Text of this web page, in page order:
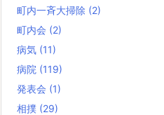
町内一斉大掃除 (2)
町内会 (2)
病気 (11)
病院 (119)
発表会 (1)
相撲 (29)